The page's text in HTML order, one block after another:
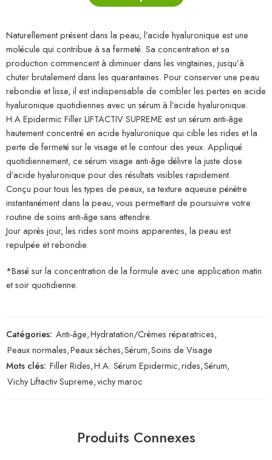
Naturellement présent dans la peau, l’acide hyaluronique est une
molécule qui contribue à sa fermeté. Sa concentration et sa
production commencent à diminuer dans les vingtaines, jusqu’à
chuter brutalement dans les quarantaines. Pour conserver une peau
rebondie et lisse, il est indispensable de combler les pertes en acide
hyaluronique quotidiennes avec un sérum à l’acide hyaluronique.
H.A Epidermic Filler LIFTACTIV SUPREME est un sérum anti-âge
hautement concentré en acide hyaluronique qui cible les rides et la
perte de fermeté sur le visage et le contour des yeux. Appliqué
quotidiennement, ce sérum visage anti-âge délivre la juste dose
d’acide hyaluronique pour des résultats visibles rapidement.
Conçu pour tous les types de peaux, sa texture aqueuse pénètre
instantanément dans la peau, vous permettant de poursuivre votre
routine de soins anti-âge sans attendre.
Jour après jour, les rides sont moins apparentes, la peau est
repulpée et rebondie.
*Basé sur la concentration de la formule avec une application matin
et soir quotidienne.
Catégories: Anti-âge,Hydratation/Crèmes réparatrices,
Peaux normales,Peaux sèches,Sérum,Soins de Visage
Mots clés: Filler Rides,H.A. Sérum Epidermic,rides,Sérum,
Vichy Liftactiv Supreme,vichy maroc
Produits Connexes